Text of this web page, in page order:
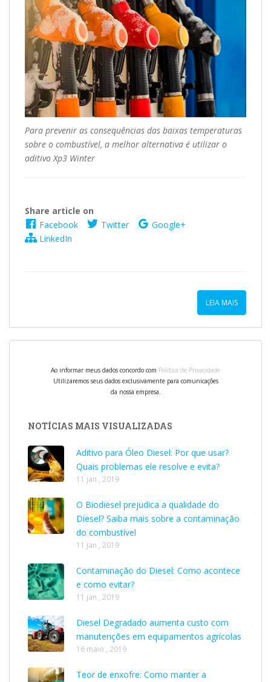
Para prevenir as consequências das baixas temperaturas
sobre o combustível, a melhor alternativa é utilizar o
aditivo Xp3 Winter
Share article on
Facebook
Twitter
Google+
LinkedIn
LEIA MAIS
Ao informar meus dados concordo com Política de Privacidade
Utilizaremos seus dados exclusivamente para comunicações
da nossa empresa.
NOTÍCIAS MAIS VISUALIZADAS
Aditivo para Óleo Diesel: Por que usar?
Quais problemas ele resolve e evita?
11 jan , 2019
O Biodiesel prejudica a qualidade do
Diesel? Saiba mais sobre a contaminação
do combustível
11 jan , 2019
Contaminação do Diesel: Como acontece
e como evitar?
11 jan , 2019
Diesel Degradado aumenta custo com
manutenções em equipamentos agrícolas
16 maio , 2019
Teor de enxofre: Como manter a